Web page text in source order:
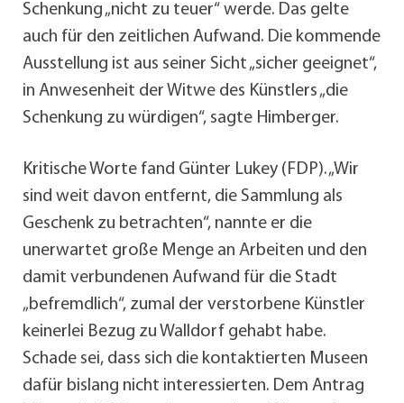
Schenkung „nicht zu teuer“ werde. Das gelte
auch für den zeitlichen Aufwand. Die kommende
Ausstellung ist aus seiner Sicht „sicher geeignet“,
in Anwesenheit der Witwe des Künstlers „die
Schenkung zu würdigen“, sagte Himberger.
Kritische Worte fand Günter Lukey (FDP). „Wir
sind weit davon entfernt, die Sammlung als
Geschenk zu betrachten“, nannte er die
unerwartet große Menge an Arbeiten und den
damit verbundenen Aufwand für die Stadt
„befremdlich“, zumal der verstorbene Künstler
keinerlei Bezug zu Walldorf gehabt habe.
Schade sei, dass sich die kontaktierten Museen
dafür bislang nicht interessierten. Dem Antrag